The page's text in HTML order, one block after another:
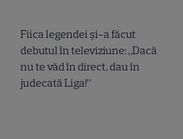
Fiica legendei și-a făcut
debutul în televiziune: „Dacă
nu te văd în direct, dau în
judecată Liga!”